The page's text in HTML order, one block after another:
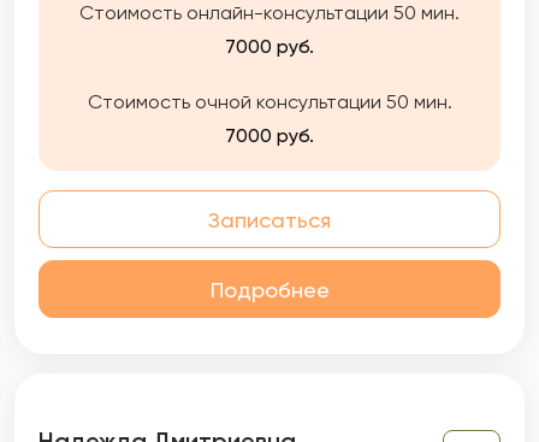
Стоимость онлайн-консультации 50 мин.
7000 руб.
Стоимость очной консультации 50 мин.
7000 руб.
Записаться
Подробнее